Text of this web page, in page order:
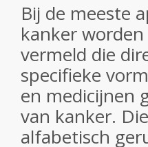
Bij de meeste
kanker
vermeld die
specifieke
en medicijnen
van kanker.
alfabetisch